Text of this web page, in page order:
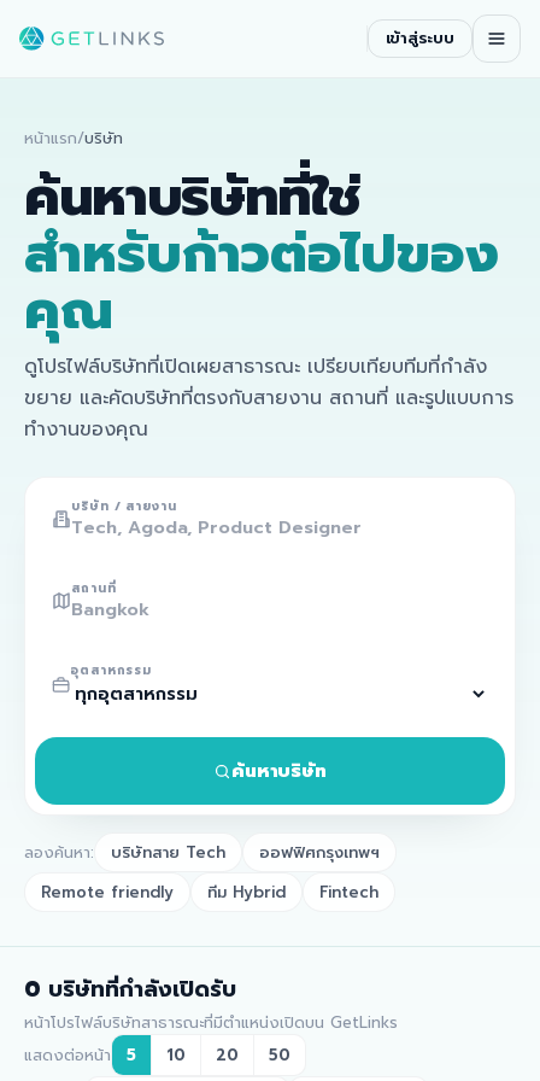
เข้าสู่ระบบ
หน้าแรก/บริษัท
ค้นหาบริษัทที่ใช่
สำหรับก้าวต่อไปของ
คุณ
ดูโปรไฟล์บริษัทที่เปิดเผยสาธารณะ เปรียบเทียบทีมที่กำลัง
ขยาย และคัดบริษัทที่ตรงกับสายงาน สถานที่ และรูปแบบการ
ทำงานของคุณ
บริษัท / สายงาน
สถานที่
อุตสาหกรรม
ค้นหาบริษัท
ลองค้นหา: บริษัทสาย Tech
ออฟฟิศกรุงเทพฯ
Remote friendly
ทีม Hybrid Fintech
0 บริษัทที่กำลังเปิดรับ
หน้าโปรไฟล์บริษัทสาธารณะที่มีตำแหน่งเปิดบน GetLinks
แสดงต่อหน้า
5 10 20 50